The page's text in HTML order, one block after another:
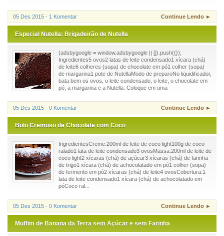
05 Des 2015 - 1 Komentar Continue Lendo ►
Especial Nutella: Brigadeirão de Nutella
(adsbygoogle = window.adsbygoogle || []).push({});
Ingredientes5 ovos2 latas de leite condensado1 xícara (chá)
de leite6 colheres (sopa) de chocolate em pó1 colher (sopa)
de margarina1 pote de NutellaModo de preparoNo liquidificador,
bata bem os ovos, o leite condensado, o leite, o chocolate em
pó, a margarina e a Nutella. Coloque em uma
05 Des 2015 - 0 Komentar Continue Lendo ►
Bolo Cremoso de Chocolate com Coco
IngredientesCreme:200ml de leite de coco light100g de coco
ralado1 lata de leite condensado3 ovosMassa:200ml de leite de
coco light2 xícaras (chá) de açúcar3 xícaras (chá) de farinha
de trigo1 xícara (chá) de achocolatado em pó1 colher (sopa)
de fermento em pó2 xícaras (chá) de leite4 ovosCobertura:1
lata de leite condensado1 xícara (chá) de achocolatado em
póCoco ral...
05 Des 2015 - 0 Komentar Continue Lendo ►
Muffim de Banana da Terra sem Açúcar e sem Farinha